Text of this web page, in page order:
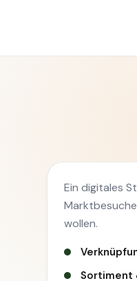
Ein digitales
wollen.
Sortiment